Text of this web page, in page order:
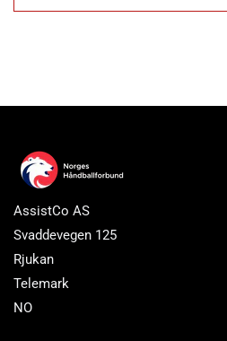
AssistCo AS
Svaddevegen 125
Rjukan
Telemark
NO